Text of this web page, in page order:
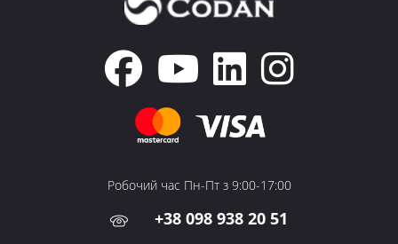
Робочий час Пн-Пт з 9:00-17:00
+38 098 938 20 51